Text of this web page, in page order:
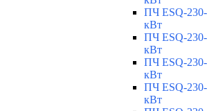
ПЧ ESQ-
кВт
ПЧ ESQ-
кВт
ПЧ ESQ-
кВт
ПЧ ESQ-
кВт